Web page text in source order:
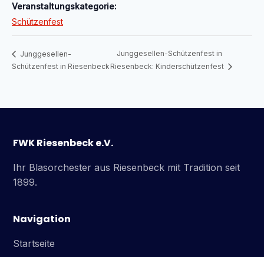
Veranstaltungskategorie:
Schützenfest
Junggesellen-
Schützenfest in Riesenbeck
Junggesellen-Schützenfest in
Riesenbeck: Kinderschützenfest
FWK Riesenbeck e.V.
Ihr Blasorchester aus Riesenbeck mit Tradition seit
1899.
Navigation
Startseite